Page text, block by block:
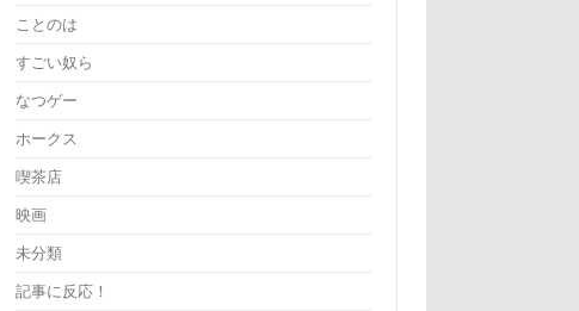
ことのは
すごい奴ら
なつゲー
ホークス
喫茶店
映画
未分類
記事に反応！